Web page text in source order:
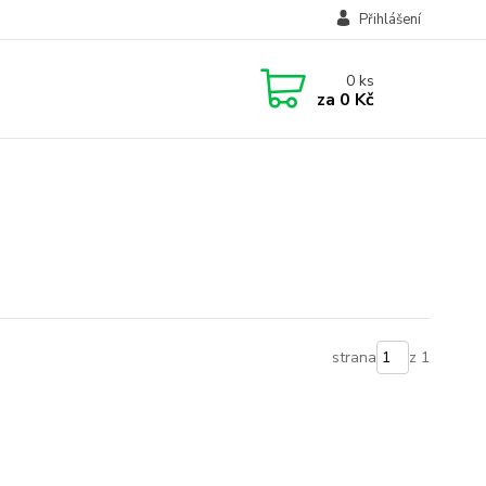
Přihlášení
0ks
za 0 Kč
strana z 1